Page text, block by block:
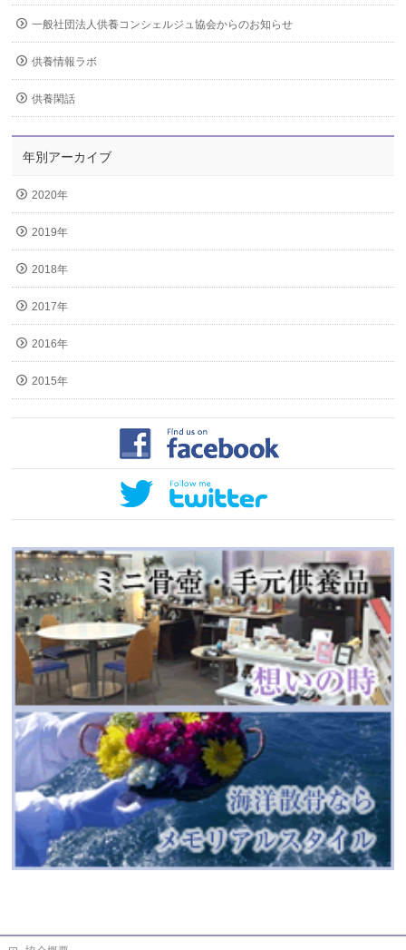
一般社団法人供養コンシェルジュ協会からのお知らせ
供養情報ラボ
供養閑話
年別アーカイブ
2020年
2019年
2018年
2017年
2016年
2015年